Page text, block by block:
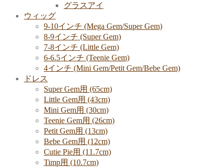
グラスアイ
ウィッグ
9-10インチ (Mega Gem/Super Gem)
8-9インチ (Super Gem)
7-8インチ (Little Gem)
6-6.5インチ (Teenie Gem)
4インチ (Mini Gem/Petit Gem/Bebe Gem)
ドレス
Super Gem用 (65cm)
Little Gem用 (43cm)
Mini Gem用 (30cm)
Teenie Gem用 (26cm)
Petit Gem用 (13cm)
Bebe Gem用 (12cm)
Cutie Pie用 (11.7cm)
Timp用 (10.7cm)